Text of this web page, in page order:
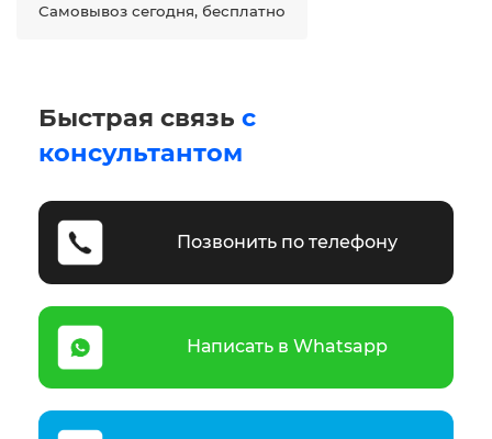
Самовывоз сегодня, бесплатно
Быстрая связь с
консультантом
Позвонить по телефону
Написать в Whatsapp